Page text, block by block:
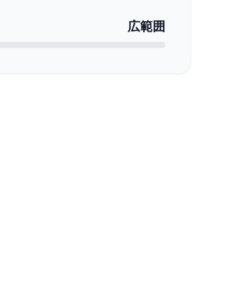
広範囲